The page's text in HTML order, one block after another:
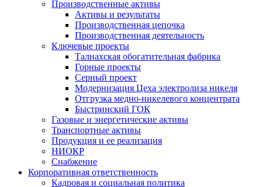
Производственные активы
Активы и результаты
Производственная цепочка
Производственная деятельность
Ключевые проекты
Талнахская обогатительная фабрика
Горные проекты
Серный проект
Модернизация Цеха электролиза никеля
Отгрузка медно-никелевого концентрата
Быстринский ГОК
Газовые и энергетические активы
Транспортные активы
Продукция и ее реализация
НИОКР
Снабжение
Корпоративная ответственность
Кадровая и социальная политика